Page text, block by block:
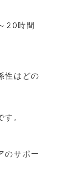
20時間
性はどの
。
のサポー